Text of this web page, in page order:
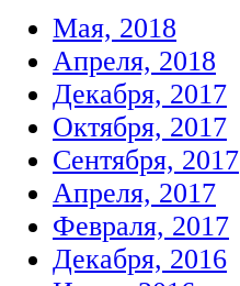
Мая, 2018
Апреля, 2018
Декабря, 2017
Октября, 2017
Сентября, 2017
Апреля, 2017
Февраля, 2017
Декабря, 2016